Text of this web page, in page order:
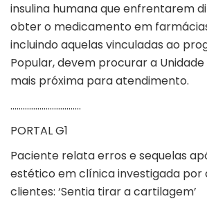
insulina humana que enfrentarem
obter o medicamento em
incluindo aquelas vinculadas ao
Popular, devem procurar a Unidade
mais próxima para atendimento.
…………………………….
PORTAL G1
Paciente relata erros e sequelas
estético em clínica investigada
clientes: ‘Sentia tirar a cartilagem’